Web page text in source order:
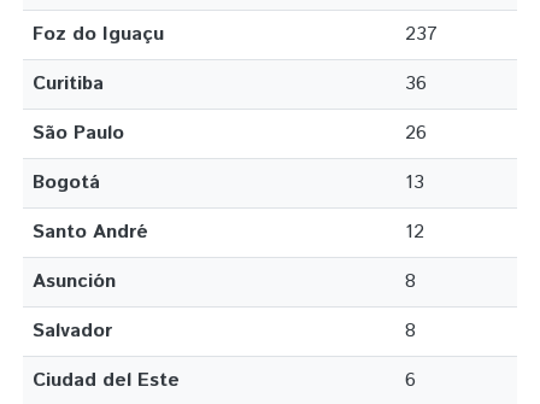
Foz do Iguaçu
237
Curitiba
36
São Paulo
26
Bogotá
13
Santo André
12
Asunción
8
Salvador
8
Ciudad del Este
6